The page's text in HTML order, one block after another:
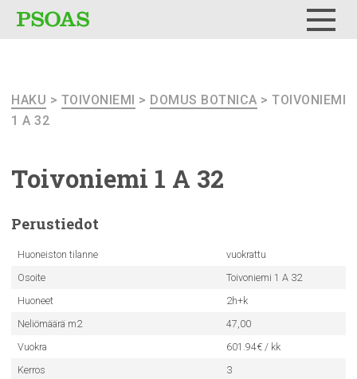
HAKU > TOIVONIEMI > DOMUS BOTNICA > TOIVONIEMI
1 A 32
Toivoniemi 1 A 32
Perustiedot
Huoneiston tilanne
vuokrattu
Osoite
Toivoniemi 1 A 32
Huoneet
2h+k
Neliömäärä m2
47,00
Vuokra
601.94€ / kk
Kerros
3